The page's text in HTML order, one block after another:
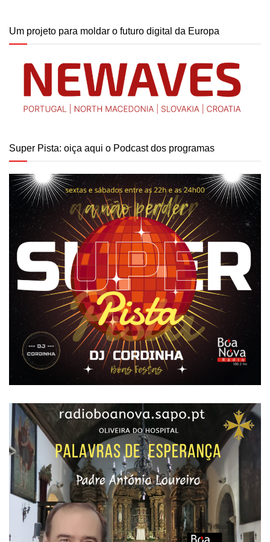
Um projeto para moldar o futuro digital da Europa
Super Pista: oiça aqui o Podcast dos programas